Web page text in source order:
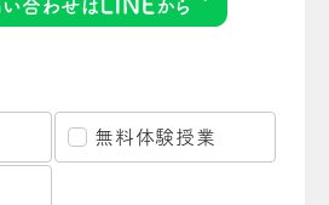
無料体験授業